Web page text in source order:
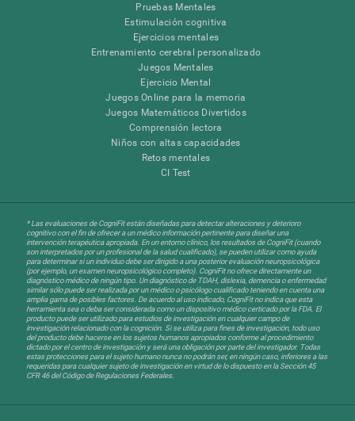
Pruebas Mentales
Estimulación cognitiva
Ejercicios mentales
Entrenamiento cerebral personalizado
Juegos Mentales
Ejercicio Mental
Juegos Online para la memoria
Juegos Matemáticos Divertidos
Comprensión lectora
Niños con altas capacidades
Retos mentales
CI Test
* Las evaluaciones de CogniFit están diseñadas para detectar alteraciones y deterioro
cognitivo con el fin de ofrecer a un médico información pertinente para diseñar una
intervención terapéutica apropiada. En un entorno clínico, los resultados de CogniFit (cuando
son interpretados por un profesional de la salud cualificado), se pueden utilizar como ayuda
para determinar si un individuo debe ser dirigido a una posterior evaluación neuropsicológica
(por ejemplo, un examen neuropsicológico completo). CogniFit no ofrece directamente un
diagnóstico médico de ningún tipo. Un diagnóstico de TDAH, dislexia, demencia o enfermedad
similar sólo puede ser realizada por un médico o psicólogo cualificado teniendo en cuenta una
amplia gama de posibles factores. De acuerdo al uso indicado, CogniFit no indica que esta
herramienta sea o deba ser considerada como un dispositivo médico certicado por la FDA. El
producto puede ser utilizado para estudios de investigación en cualquier campo de
investigación relacionado con la cognición. Si se utiliza para fines de investigación, todo uso
del producto debe hacerse en los sujetos humanos apropiados conforme al procedimiento
dictado por el centro de investigación y será una obligación por parte del investigador. Todas
estas protecciones para el sujeto humano nunca no podrán ser, en ningún caso, inferiores a las
requeridas para cualquier sujeto de investigación en virtud de lo dispuesto en la Sección 45
CFR 46 del Código de Regulaciones Federales.